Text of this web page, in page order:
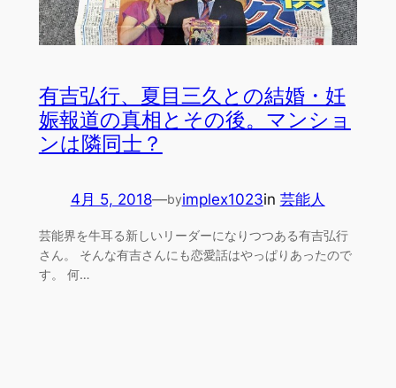
有吉弘行、夏目三久との結婚・妊
娠報道の真相とその後。マンショ
ンは隣同士？
4月 5, 2018—byimplex1023in 芸能人
芸能界を牛耳る新しいリーダーになりつつある有吉弘行
さん。 そんな有吉さんにも恋愛話はやっぱりあったので
す。 何…